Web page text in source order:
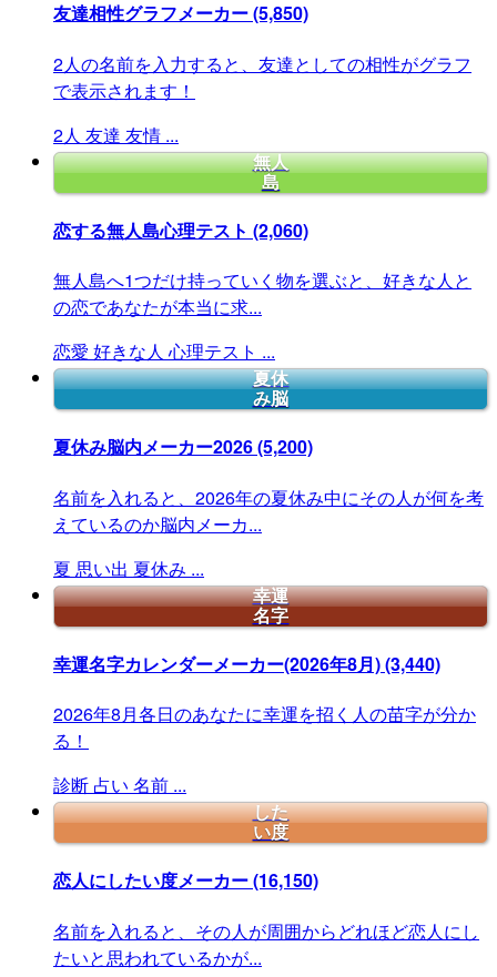
友達相性グラフメーカー(5,850)
2人の名前を入力すると、友達としての相性がグラフ
で表示されます！
2人 友達 友情 ...
無人
島
恋する無人島心理テスト (2,060)
無人島へ1つだけ持っていく物を選ぶと、好きな人と
の恋であなたが本当に求...
恋愛 好きな人 心理テスト ...
夏休
み脳
夏休み脳内メーカー2026(5,200)
名前を入れると、2026年の夏休み中にその人が何を考
えているのか脳内メーカ...
夏 思い出 夏休み ...
幸運
名字
幸運名字カレンダーメーカー(2026年8月)(3,440)
2026年8月各日のあなたに幸運を招く人の苗字が分か
る！
診断 占い 名前 ...
した
い度
恋人にしたい度メーカー(16,150)
名前を入れると、その人が周囲からどれほど恋人にし
たいと思われているかが...